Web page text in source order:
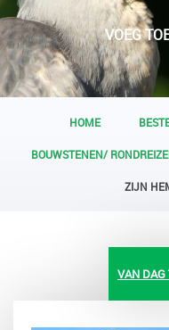
VOEG
HOME
BOUWSTENEN/
ZIJN
VAN